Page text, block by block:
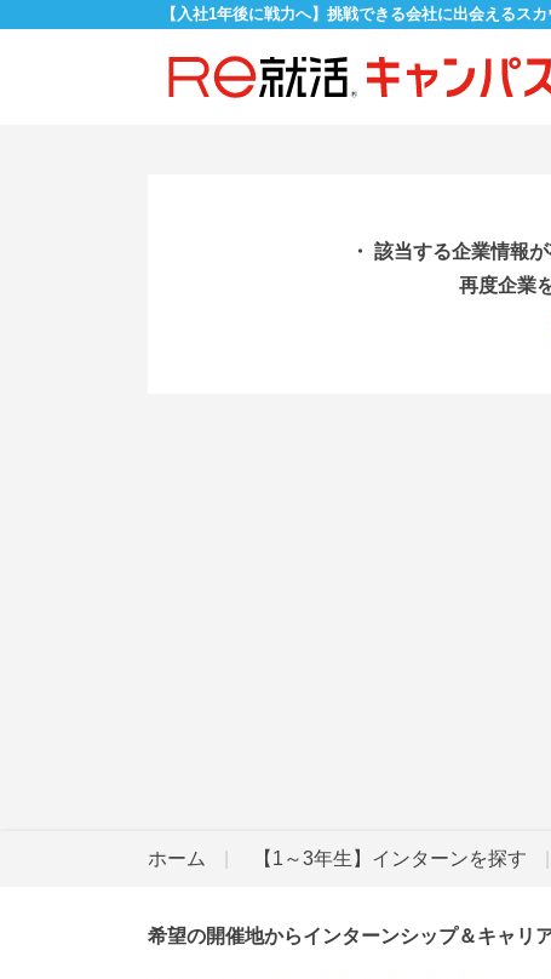
【入社1年後に戦力へ】挑戦できる会社に出会えるス
・ 該当する企業情報
再度企業
ホーム 【1～3年生】インターンを探す
希望の開催地からインターンシップ＆キャリ